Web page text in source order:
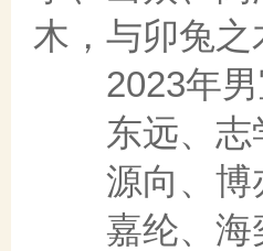
木，与卯兔
2023年男
东远、志
源向、博
嘉纶、海